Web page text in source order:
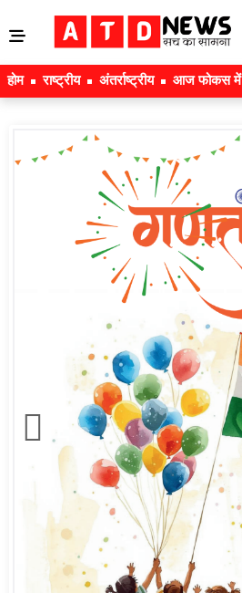
होम राष्ट्रीय अंतर्राष्ट्रीय आज फोकस में